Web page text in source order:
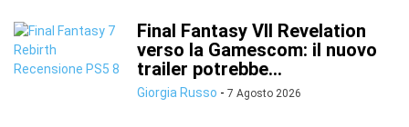
Final Fantasy VII Revelation
verso la Gamescom: il nuovo
trailer potrebbe...
Giorgia Russo - 7 Agosto 2026